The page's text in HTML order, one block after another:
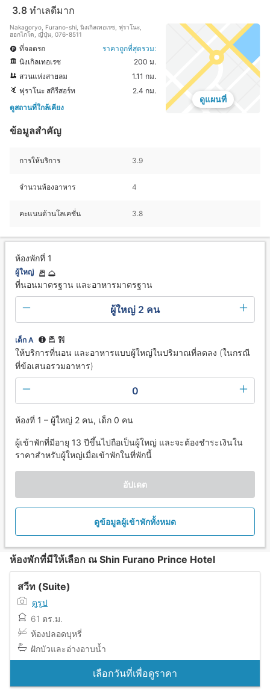
3.8 ทำเลดีมาก
Nakagoryo, Furano-shi, นิงเกิลเทอเรซ, ฟุราโนะ,
ฮอกไกโด, ญี่ปุ่น, 076-8511
ที่จอดรถ
ราคาถูกที่สุดรวม:
นิงเกิลเทอเรซ
200 ม.
สวนแห่งสายลม
1.11 กม.
ฟุราโนะ สกีรีสอร์ท
2.4 กม.
ดูสถานที่ใกล้เคียง
ดูแผนที่
ข้อมูลสำคัญ
การให้บริการ 3.9
จำนวนห้องอาหาร 4
คะแนนด้านโลเคชั่น 3.8
ห้องพักที่ 1
ผู้ใหญ่
ที่นอนมาตรฐาน และอาหารมาตรฐาน
ผู้ใหญ่ 2 คน
เด็ก A
ให้บริการที่นอน และอาหารแบบผู้ใหญ่ในปริมาณที่ลดลง (ในกรณี
ที่ข้อเสนอรวมอาหาร)
0
ห้องที่ 1 – ผู้ใหญ่ 2 คน, เด็ก 0 คน
ผู้เข้าพักที่มีอายุ 13 ปีขึ้นไปถือเป็นผู้ใหญ่ และจะต้องชำระเงินใน
ราคาสำหรับผู้ใหญ่เมื่อเข้าพักในที่พักนี้
อัปเดต
ดูข้อมูลผู้เข้าพักทั้งหมด
ห้องพักที่มีให้เลือก ณ Shin Furano Prince Hotel
สวีท (Suite)
ดูรูป
61 ตร.ม.
ห้องปลอดบุหรี่
ฝักบัวและอ่างอาบน้ำ
เลือกวันที่เพื่อดูราคา